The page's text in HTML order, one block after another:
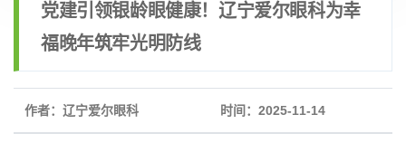
党建引领银龄眼健康！辽宁爱尔眼科为幸
福晚年筑牢光明防线
作者：辽宁爱尔眼科 时间：2025-11-14